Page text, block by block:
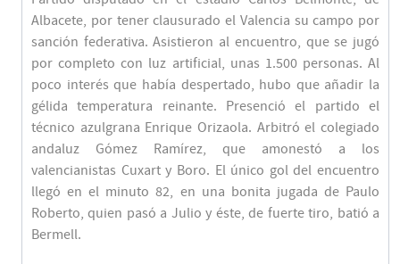
Albacete, por tener clausurado el Valencia su campo por
sanción federativa. Asistieron al encuentro, que se jugó
por completo con luz artificial, unas 1.500 personas. Al
poco interés que había despertado, hubo que añadir la
gélida temperatura reinante. Presenció el partido el
técnico azulgrana Enrique Orizaola. Arbitró el colegiado
andaluz Gómez Ramírez, que amonestó a los
valencianistas Cuxart y Boro. El único gol del encuentro
llegó en el minuto 82, en una bonita jugada de Paulo
Roberto, quien pasó a Julio y éste, de fuerte tiro, batió a
Bermell.